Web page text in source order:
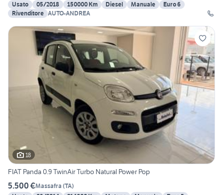
Usato
05/2018 150000 Km Diesel Manuale
Euro 6
Rivenditore AUTO-ANDREA
18
FIAT Panda 0.9 TwinAir Turbo Natural Power Pop
5.500 €Massafra (TA)